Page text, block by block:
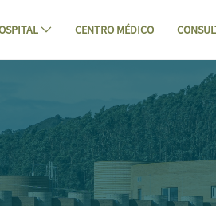
CENTRO MÉDICO
en un proyecto